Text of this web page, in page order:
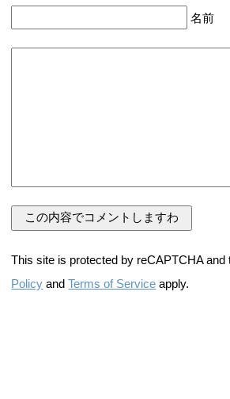
名前
This site is protected by reCAPTCHA and
Policy andTerms of Service apply.